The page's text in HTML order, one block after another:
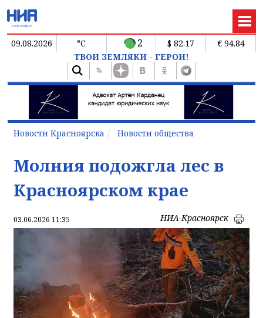
09.08.2026 °C 2 $ 82.17
€ 94.84
ТВОИ ЗЕМЛЯКИ - ГЕРОИ!
Новости Красноярска Новости общества
Молния подожгла лес в
Красноярском крае
03.06.2026 11:35 НИА-Красноярск